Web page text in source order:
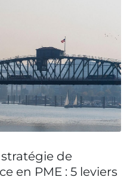
de
en PME : 5 leviers